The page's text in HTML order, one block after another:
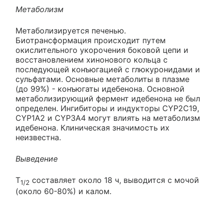
Метаболизм
Метаболизируется печенью.
Биотрансформация происходит путем
окислительного укорочения боковой цепи и
восстановлением хинонового кольца с
последующей конъюгацией с глюкуронидами и
сульфатами. Основные метаболиты в плазме
(до 99%) - конъюгаты идебенона. Основной
метаболизирующий фермент идебенона не был
определен. Ингибиторы и индукторы CYP2C19,
CYP1A2 и CYP3A4 могут влиять на метаболизм
идебенона. Клиническая значимость их
неизвестна.
Выведение
Т1/2 составляет около 18 ч, выводится с мочой
(около 60-80%) и калом.